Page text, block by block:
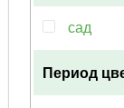
сад
Период